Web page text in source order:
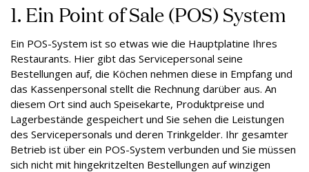
1. Ein Point of Sale (POS) System
Ein POS-System ist so etwas wie die Hauptplatine Ihres
Restaurants. Hier gibt das Servicepersonal seine
Bestellungen auf, die Köchen nehmen diese in Empfang und
das Kassenpersonal stellt die Rechnung darüber aus. An
diesem Ort sind auch Speisekarte, Produktpreise und
Lagerbestände gespeichert und Sie sehen die Leistungen
des Servicepersonals und deren Trinkgelder. Ihr gesamter
Betrieb ist über ein POS-System verbunden und Sie müssen
sich nicht mit hingekritzelten Bestellungen auf winzigen